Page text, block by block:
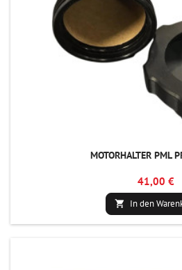
MOTORHALTER PML
41,00 €
 In den